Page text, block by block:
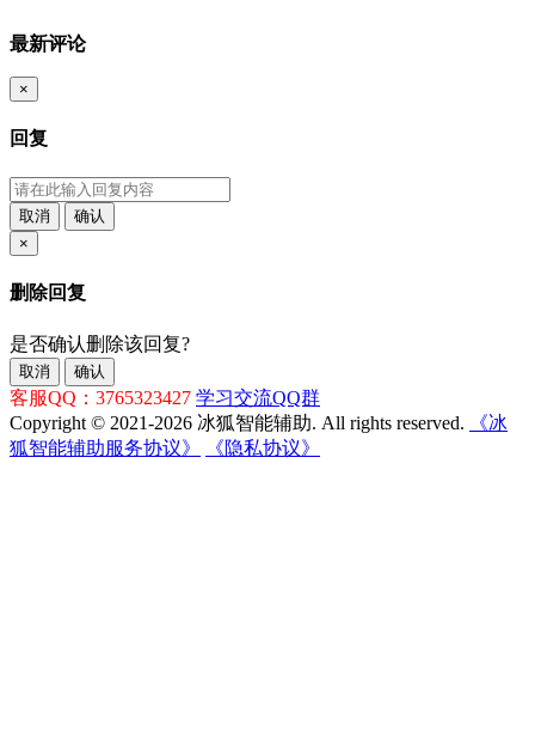
最新评论
×
回复
取消
确认
×
删除回复
是否确认删除该回复?
取消 确认
客服QQ：3765323427 学习交流QQ群
Copyright © 2021-2026 冰狐智能辅助. All rights reserved.
《冰
狐智能辅助服务协议》
《隐私协议》